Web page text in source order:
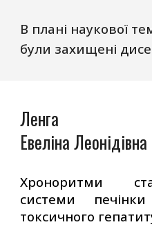
В плані наукової
були захищені
Ленга
Евеліна Леонідівна
Хроноритми
системи
токсичного